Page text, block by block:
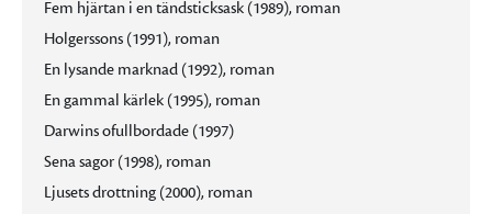
Fem hjärtan i en tändsticksask (1989), roman
Holgerssons (1991), roman
En lysande marknad (1992), roman
En gammal kärlek (1995), roman
Darwins ofullbordade (1997)
Sena sagor (1998), roman
Ljusets drottning (2000), roman